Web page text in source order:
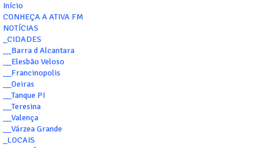
Início
CONHEÇA A ATIVA FM
NOTÍCIAS
_CIDADES
__Barra d Alcantara
__Elesbão Veloso
__Francinopolis
__Oeiras
__Tanque PI
__Teresina
__Valença
__Várzea Grande
_LOCAIS